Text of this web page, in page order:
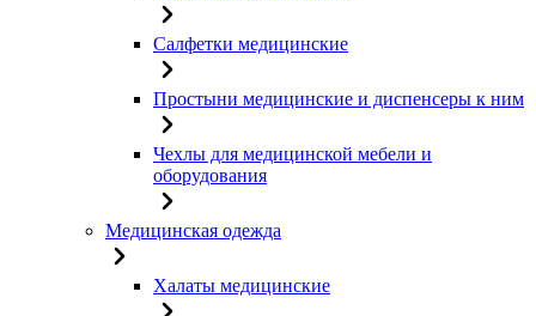
Салфетки медицинские
Простыни медицинские и диспенсеры к ним
Чехлы для медицинской мебели и
оборудования
Медицинская одежда
Халаты медицинские